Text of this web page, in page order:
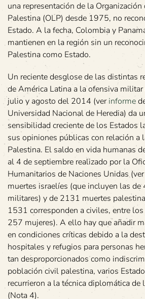
una representación de la
Palestina (OLP) desde 1975, no
Estado. A la fecha, Colombia y
mantienen en la región sin un
Palestina como Estado.
Un reciente desglose de las distintas
de América Latina a la ofensiva militar
julio y agosto del 2014 (verinforme
Universidad Nacional de Heredia) da
sensibilidad creciente de los Estados
sus opiniones públicas con relación a
Palestina. El saldo en vida humanas
al 4 de septiembre realizado por la
Humanitarios de Naciones Unidas (ver
muertes israelíes (que incluyen las de
militares) y de 2131 muertes
1531 corresponden a civiles, entre
257 mujeres). A ello hay que añadir
en condiciones críticas debido a la
hospitales y refugios para personas
tan desproporcionados como
población civil palestina, varios
recurrieron a la técnica diplomática
(Nota 4).